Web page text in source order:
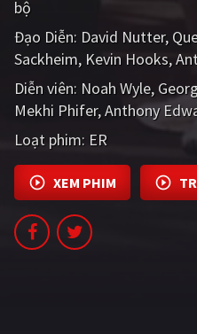
PHIM MỚI
PHIM BỘ
PHIM LẺ
PHIM CHIẾU RẠP
BLOG
bộ
Đạo Diễn: David Nutter
Sackheim Kevin Hooks
Diễn viên: Noah Wyle
Mekhi Phifer Anthony
Loạt phim: ER
XEM PHIM